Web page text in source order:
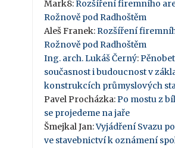
Mark8:Rozšíření firemního
Rožnově pod Radhoštěm
Aleš Franek:Rozšíření
Rožnově pod Radhoštěm
Ing. arch. Lukáš Černý:
současnost i budoucnost v
konstrukcích průmyslových
Pavel Procházka:Po mostu z
se projedeme na jaře
Šmejkal Jan:Vyjádření Svazu
ve stavebnictví k oznámení